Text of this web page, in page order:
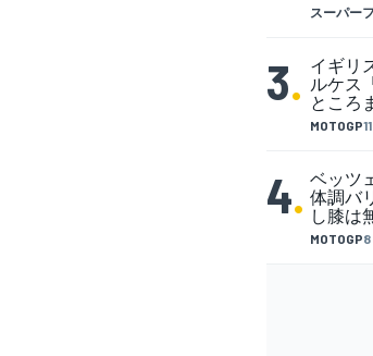
スーパー
3.
MOTOGP
イギリ
ルケス
ところ
4.
MOTOGP
ベッツ
体調バ
し膝は